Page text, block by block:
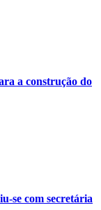
a construção do
se com secretária